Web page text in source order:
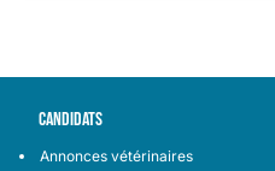
CANDIDATS
Annonces vétérinaires